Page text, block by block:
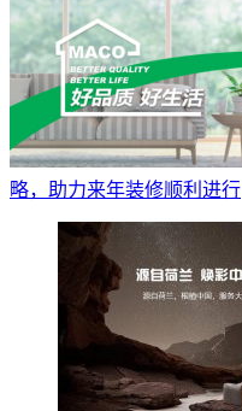
略，助力来年装修顺利进行